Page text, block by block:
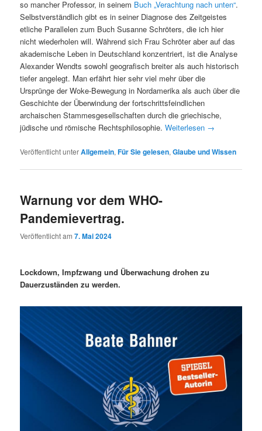
so mancher Professor, in seinem Buch „Verachtung nach unten“.
Selbstverständlich gibt es in seiner Diagnose des Zeitgeistes
etliche Parallelen zum Buch Susanne Schröters, die ich hier
nicht wiederholen will. Während sich Frau Schröter aber auf das
akademische Leben in Deutschland konzentriert, ist die Analyse
Alexander Wendts sowohl geografisch breiter als auch historisch
tiefer angelegt. Man erfährt hier sehr viel mehr über die
Ursprünge der Woke-Bewegung in Nordamerika als auch über die
Geschichte der Überwindung der fortschrittsfeindlichen
archaischen Stammesgesellschaften durch die griechische,
jüdische und römische Rechtsphilosophie.Weiterlesen →
Veröffentlicht unterAllgemein,Für Sie gelesen,Glaube und Wissen
Warnung vor dem WHO-
Pandemievertrag.
Veröffentlicht am7. Mai 2024
Lockdown, Impfzwang und Überwachung drohen zu
Dauerzuständen zu werden.